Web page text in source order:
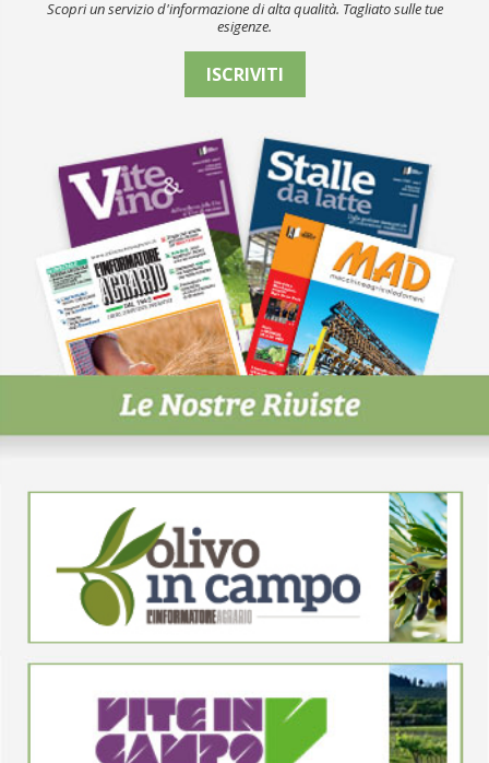
Scopri un servizio d'informazione di alta qualità. Tagliato sulle tue
esigenze.
ISCRIVITI